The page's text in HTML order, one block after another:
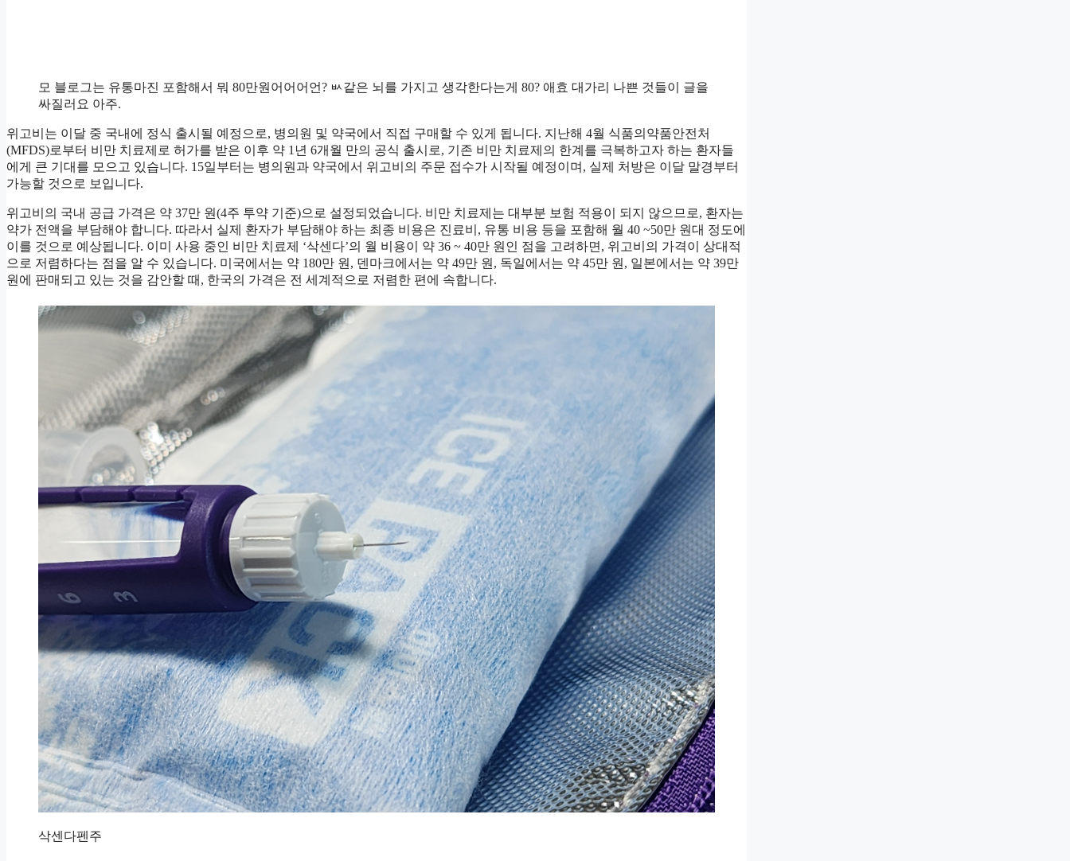
모 블로그는 유통마진 포함해서 뭐 80만원어어어언? ㅄ같은 뇌를 가지고 생각한다는게 80? 애효 대가리 나쁜 것들이 글을
싸질러요 아주.
위고비는 이달 중 국내에 정식 출시될 예정으로, 병의원 및 약국에서 직접 구매할 수 있게 됩니다. 지난해 4월 식품의약품안전처
(MFDS)로부터 비만 치료제로 허가를 받은 이후 약 1년 6개월 만의 공식 출시로, 기존 비만 치료제의 한계를 극복하고자 하는 환자들
에게 큰 기대를 모으고 있습니다. 15일부터는 병의원과 약국에서 위고비의 주문 접수가 시작될 예정이며, 실제 처방은 이달 말경부터
가능할 것으로 보입니다.
위고비의 국내 공급 가격은 약 37만 원(4주 투약 기준)으로 설정되었습니다. 비만 치료제는 대부분 보험 적용이 되지 않으므로, 환자는
약가 전액을 부담해야 합니다. 따라서 실제 환자가 부담해야 하는 최종 비용은 진료비, 유통 비용 등을 포함해 월 40 ~50만 원대 정도에
이를 것으로 예상됩니다. 이미 사용 중인 비만 치료제 ‘삭센다’의 월 비용이 약 36 ~ 40만 원인 점을 고려하면, 위고비의 가격이 상대적
으로 저렴하다는 점을 알 수 있습니다. 미국에서는 약 180만 원, 덴마크에서는 약 49만 원, 독일에서는 약 45만 원, 일본에서는 약 39만
원에 판매되고 있는 것을 감안할 때, 한국의 가격은 전 세계적으로 저렴한 편에 속합니다.
삭센다펜주